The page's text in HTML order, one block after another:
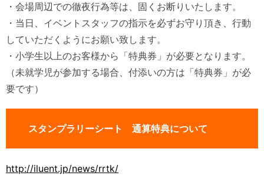
・会場周辺での徹夜行為等は、固くお断りいたします。
・当日、イベントスタッフの指示を必ずお守り頂き、行動
していただくようにお願い致します。
・小学生以上のお客様から「特典券」が必要となります。
（未就学児が参加する場合、付添いの方は「特典券」が必
要です）
スタンプラリーシート 通算特典について
http://iluent.jp/news/rrtk/